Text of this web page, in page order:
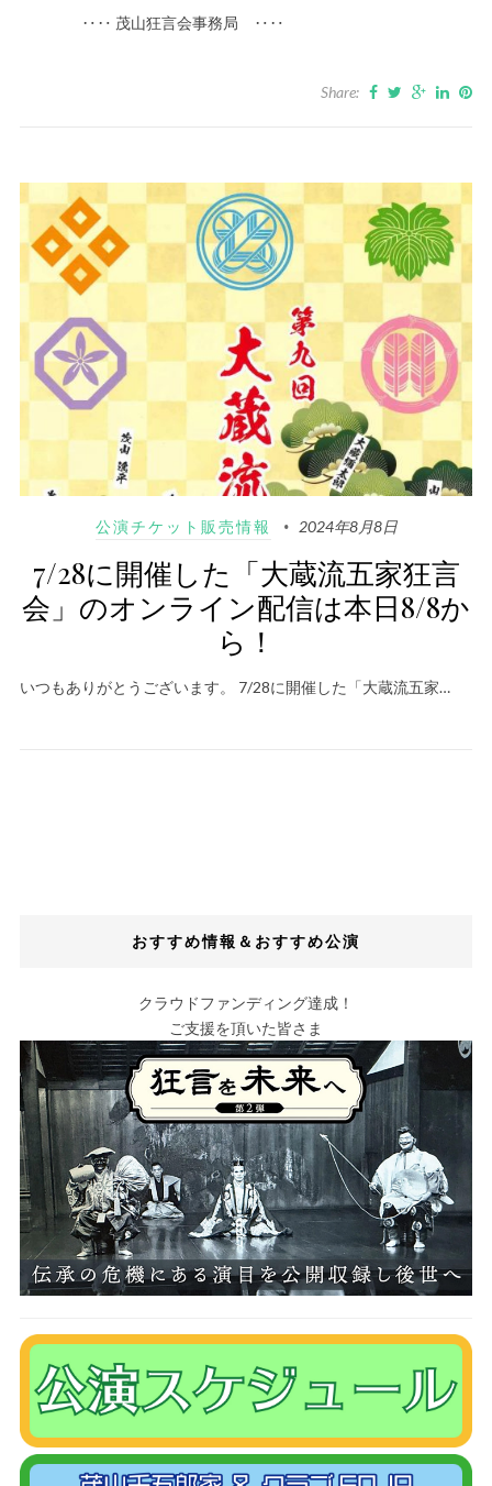
‥‥ 茂山狂言会事務局 ‥‥
Share:
公演チケット販売情報 2024年8月8日
7/28に開催した「大蔵流五家狂言
会」のオンライン配信は本日8/8か
ら！
いつもありがとうございます。 7/28に開催した「大蔵流五家…
おすすめ情報＆おすすめ公演
クラウドファンディング達成！
ご支援を頂いた皆さま